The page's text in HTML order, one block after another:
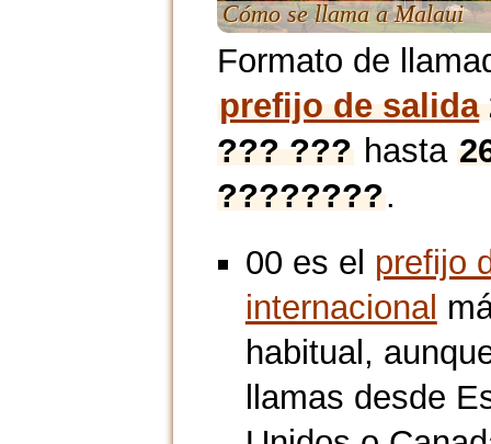
Cómo se llama a Malaui
Formato de
prefijo de salida
??? ??? hasta
????????.
00 es el prefijo
internacional
habitual,
llamas desde